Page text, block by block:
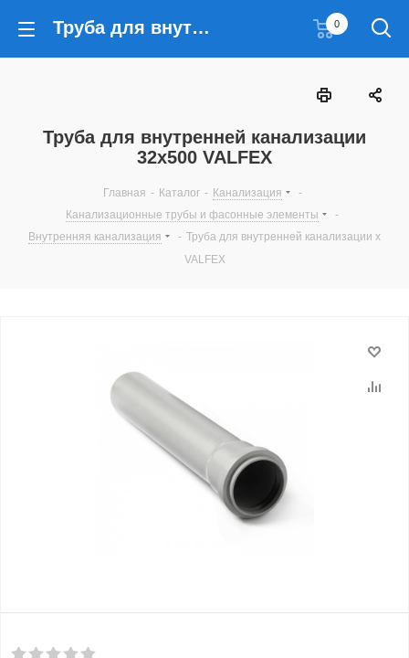
Труба для внутренней канализации 32x500 VALFEX 0
Труба для внутренней канализации
32x500 VALFEX
Главная - Каталог - Канализация
-
Канализационные трубы и фасонные элементы
-
Внутренняя канализация
- Труба для внутренней канализации x
VALFEX